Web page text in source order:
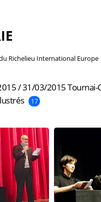
Richelieu International Europe
/31/03/2015 Tournai-
17